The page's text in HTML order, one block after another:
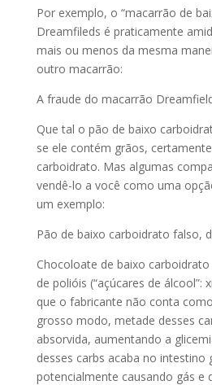
Por exemplo, o “macarrão de
Dreamfileds é praticamente
mais ou menos da mesma
outro macarrão:
A fraude do macarrão
Que tal o pão de baixo
se ele contém grãos,
carboidrato. Mas algumas
vendê-lo a você como uma
um exemplo:
Pão de baixo carboidrato falso,
Chocoloate de baixo
de polióis (“açúcares de álcool”:
que o fabricante não conta
grosso modo, metade desses
absorvida, aumentando a
desses carbs acaba no intestino
potencialmente causando gás e